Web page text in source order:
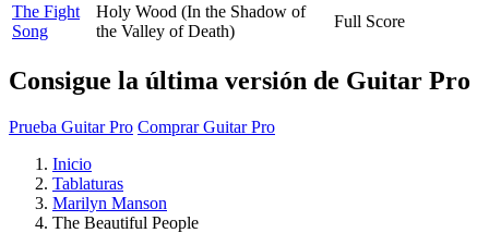
The Fight
Song
Holy Wood (In the Shadow of
the Valley of Death)
Full Score
Consigue la última versión de Guitar Pro
Prueba Guitar Pro Comprar Guitar Pro
Inicio
Tablaturas
Marilyn Manson
The Beautiful People